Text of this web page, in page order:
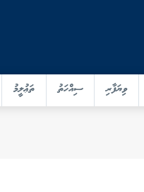
ވިޔަފާރި ސިއްހަތު ތަޢުލީމު